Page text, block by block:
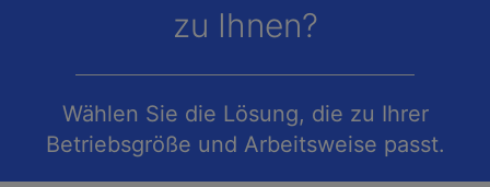
zu Ihnen?
Wählen Sie die Lösung, die zu Ihrer
Betriebsgröße und Arbeitsweise passt.